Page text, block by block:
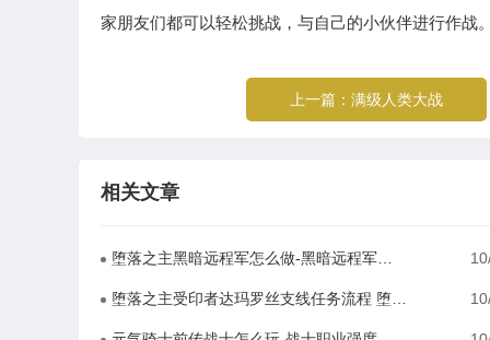
家朋友们都可以轻松挑战，与自己的小伙伴进行作战
上一篇： 满级人类大战
相关文章
堕落之主黑暗远程军怎么做-黑暗远程军支线任务步骤
堕落之主受印者达玛罗丝支线任务流程 堕落之主印者达玛罗丝任务攻略